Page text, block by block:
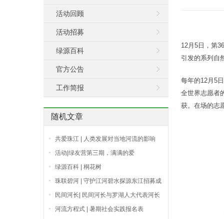
12月5日，第
引发的系列自
每年的12月5
全世界志愿者
获。在场的志
活动回顾
活动招募
绿源百科
官方公告
工作简报
随机文章
共爱珠江 | 人类发展对当地河流的影响
（以东江流域为例）
活动|绿友营第三期，满满的爱
绿源百科 | 桐花树
珠联碧河 | 守护江河碧水探源东江招募成
员
民间河长| 民间河长与罗湖人大代表河长
交流分享会
河流方程式 | 暑期社会实践报名表